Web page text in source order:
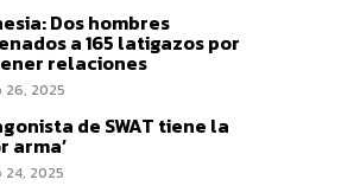
Dos hombres
a 165 latigazos por
relaciones
26, 2025
de SWAT tiene la
arma’
2025